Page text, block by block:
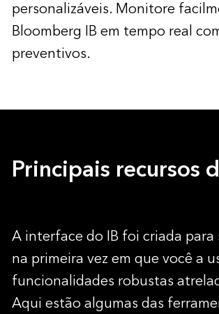
personalizáveis. Monitore
Bloomberg IB em tempo real
preventivos.
Principais recursos
A interface do IB foi criada
na primeira vez em que você a
funcionalidades robustas
Aqui estão algumas das